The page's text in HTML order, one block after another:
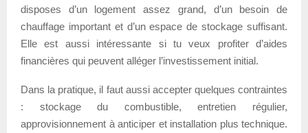
disposes d’un logement assez grand, d’un besoin de
chauffage important et d’un espace de stockage suffisant.
Elle est aussi intéressante si tu veux profiter d’aides
financières qui peuvent alléger l’investissement initial.
Dans la pratique, il faut aussi accepter quelques contraintes
: stockage du combustible, entretien régulier,
approvisionnement à anticiper et installation plus technique.